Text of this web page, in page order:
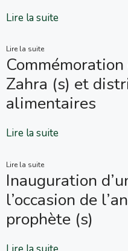
Lire la suite
Lire la suite
Zahra (s) et
alimentaires
Lire la suite
Lire la suite
Inauguration
l’occasion de
prophète (s)